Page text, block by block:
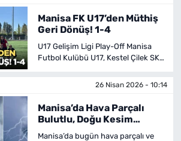
Manisa FK U17’den Müthiş
Geri Dönüş! 1-4
U17 Gelişim Ligi Play-Off Manisa
Futbol Kulübü U17, Kestel Çilek SK
Manisa FK’nın galibiyeti ile sona
26 Nisan 2026 - 10:14
Manisa’da Hava Parçalı
Bulutlu, Doğu Kesim
Sağanak Yağışlı
Manisa’da bugün hava parçalı ve